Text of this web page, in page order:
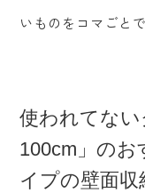
いものをコマごと
使われてな
100cm」のお
イプの壁面収